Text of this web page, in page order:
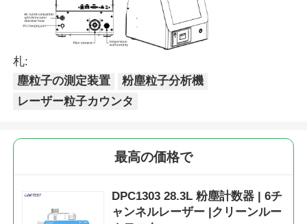
ファン:
240*250*285mm
重さ
エアポンプ:7kg;ファ
ン：5kg
札:
塵粒子の測定装置
粉塵粒子分析機
レーザー粒子カウンタ
最高の価格で
DPC1303 28.3L 粉塵計数器 | 6チ
ャンネルレーザー |クリーンルー